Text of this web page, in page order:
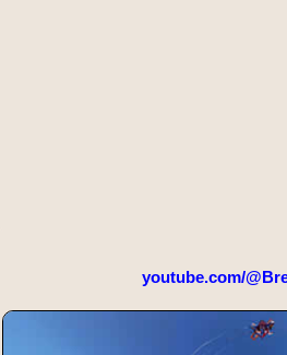
youtube.com/